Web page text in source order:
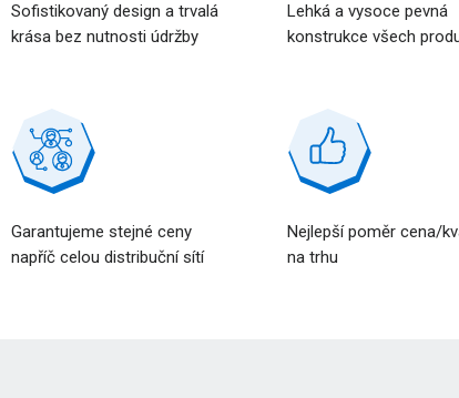
Sofistikovaný design a trvalá
krása bez nutnosti údržby
Lehká a vysoce pevná
konstrukce všech
Garantujeme stejné ceny
napříč celou distribuční sítí
Nejlepší poměr cena/
na trhu